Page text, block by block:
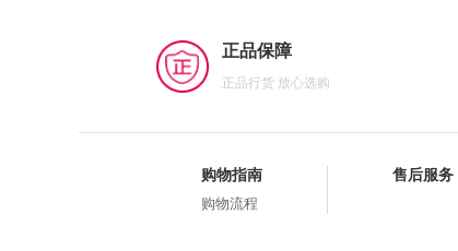
正品保障
正品行货 放心选购
购物指南
购物流程
售后服务